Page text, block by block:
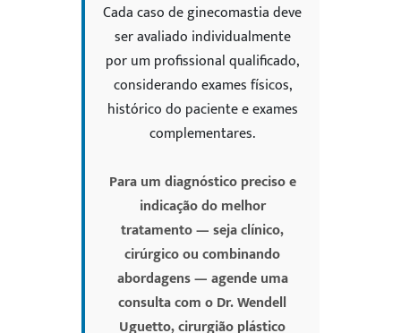
Cada caso de ginecomastia deve
ser avaliado individualmente
por um profissional qualificado,
considerando exames físicos,
histórico do paciente e exames
complementares.
Para um diagnóstico preciso e
indicação do melhor
tratamento — seja clínico,
cirúrgico ou combinando
abordagens — agende uma
consulta com o Dr. Wendell
Uguetto, cirurgião plástico